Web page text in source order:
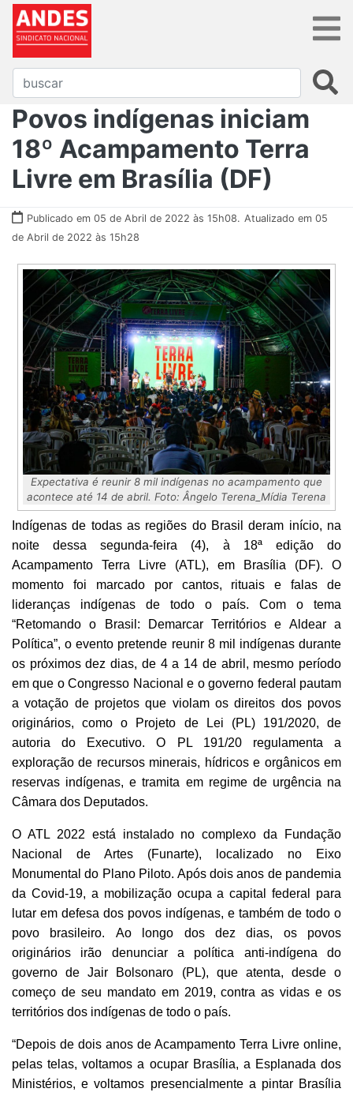
Povos indígenas iniciam
18º Acampamento Terra
Livre em Brasília (DF)
Publicado em 05 de Abril de 2022 às 15h08. Atualizado em 05
de Abril de 2022 às 15h28
Expectativa é reunir 8 mil indígenas no acampamento que
acontece até 14 de abril. Foto: Ângelo Terena_Mídia Terena
Indígenas de todas as regiões do Brasil deram início, na
noite dessa segunda-feira (4), à 18ª edição do
Acampamento Terra Livre (ATL), em Brasília (DF). O
momento foi marcado por cantos, rituais e falas de
lideranças indígenas de todo o país. Com o tema
“Retomando o Brasil: Demarcar Territórios e Aldear a
Política”, o evento pretende reunir 8 mil indígenas durante
os próximos dez dias, de 4 a 14 de abril, mesmo período
em que o Congresso Nacional e o governo federal pautam
a votação de projetos que violam os direitos dos povos
originários, como o Projeto de Lei (PL) 191/2020, de
autoria do Executivo. O PL 191/20 regulamenta a
exploração de recursos minerais, hídricos e orgânicos em
reservas indígenas, e tramita em regime de urgência na
Câmara dos Deputados.
O ATL 2022 está instalado no complexo da Fundação
Nacional de Artes (Funarte), localizado no Eixo
Monumental do Plano Piloto. Após dois anos de pandemia
da Covid-19, a mobilização ocupa a capital federal para
lutar em defesa dos povos indígenas, e também de todo o
povo brasileiro. Ao longo dos dez dias, os povos
originários irão denunciar a política anti-indígena do
governo de Jair Bolsonaro (PL), que atenta, desde o
começo de seu mandato em 2019, contra as vidas e os
territórios dos indígenas de todo o país.
“Depois de dois anos de Acampamento Terra Livre online,
pelas telas, voltamos a ocupar Brasília, a Esplanada dos
Ministérios, e voltamos presencialmente a pintar Brasília